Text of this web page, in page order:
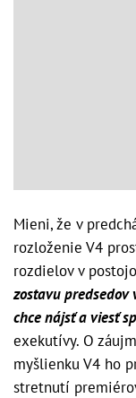
Mieni, že v
rozloženie V4
rozdielov v
zostavu
chce nájsť a viesť
exekutívy. O
myšlienku V4 ho
stretnutí